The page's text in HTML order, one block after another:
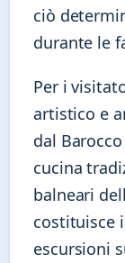
ciò
durante le
Per i
artistico e
dal
cucina
balneari
costituisce
escursioni